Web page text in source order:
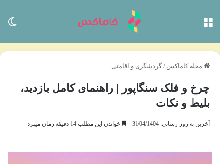
مجله کاماکس / گردشگری و اقامتی
چرخ و فلک سنگاپور | راهنمای کامل بازدید،
بلیط و نکات
آخرین به روز رسانی: 31/04/1404 خواندن این مطلب 14 دقیقه زمان میبرد